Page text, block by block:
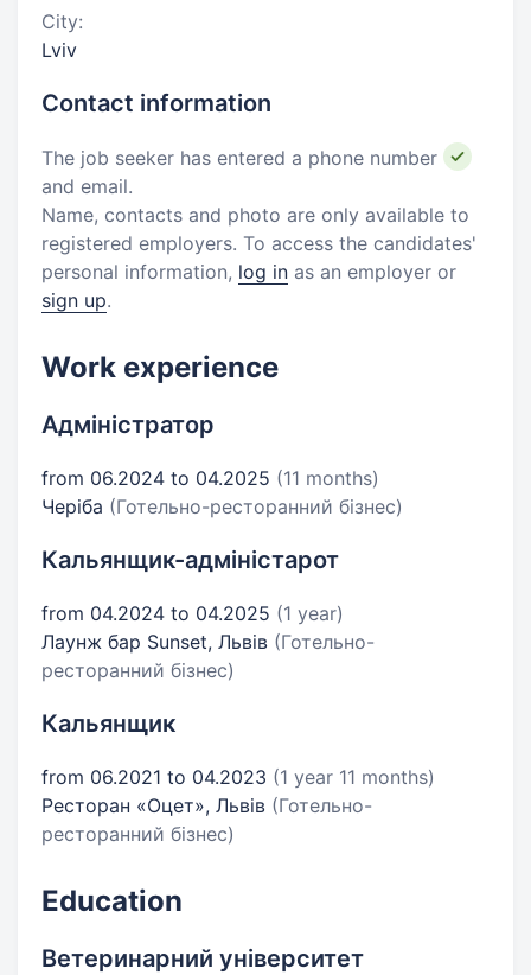
City:
Lviv
Contact information
The job seeker has entered a phone number
and email.
Name, contacts and photo are only available to
registered employers. To access the candidates'
personal information, log in as an employer or
sign up.
Work experience
Адміністратор
from 06.2024 to 04.2025 (11 months)
Черіба (Готельно-ресторанний бізнес)
Кальянщик-адміністарот
from 04.2024 to 04.2025 (1 year)
Лаунж бар Sunset, Львів (Готельно-
ресторанний бізнес)
Кальянщик
from 06.2021 to 04.2023 (1 year 11 months)
Ресторан «Оцет», Львів (Готельно-
ресторанний бізнес)
Education
Ветеринарний університет